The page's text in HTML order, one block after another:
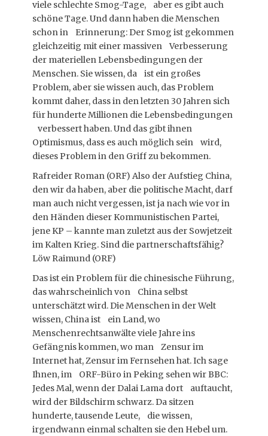
viele schlechte Smog-Tage, aber es gibt auch
schöne Tage. Und dann haben die Menschen
schon in Erinnerung: Der Smog ist gekommen
gleichzeitig mit einer massiven Verbesserung
der materiellen Lebensbedingungen der
Menschen. Sie wissen, da ist ein großes
Problem, aber sie wissen auch, das Problem
kommt daher, dass in den letzten 30 Jahren sich
für hunderte Millionen die Lebensbedingungen
verbessert haben. Und das gibt ihnen
Optimismus, dass es auch möglich sein wird,
dieses Problem in den Griff zu bekommen.
Rafreider Roman (ORF) Also der Aufstieg China,
den wir da haben, aber die politische Macht, darf
man auch nicht vergessen, ist ja nach wie vor in
den Händen dieser Kommunistischen Partei,
jene KP – kannte man zuletzt aus der Sowjetzeit
im Kalten Krieg. Sind die partnerschaftsfähig?
Löw Raimund (ORF)
Das ist ein Problem für die chinesische Führung,
das wahrscheinlich von China selbst
unterschätzt wird. Die Menschen in der Welt
wissen, China ist ein Land, wo
Menschenrechtsanwälte viele Jahre ins
Gefängnis kommen, wo man Zensur im
Internet hat, Zensur im Fernsehen hat. Ich sage
Ihnen, im ORF-Büro in Peking sehen wir BBC:
Jedes Mal, wenn der Dalai Lama dort auftaucht,
wird der Bildschirm schwarz. Da sitzen
hunderte, tausende Leute, die wissen,
irgendwann einmal schalten sie den Hebel um.